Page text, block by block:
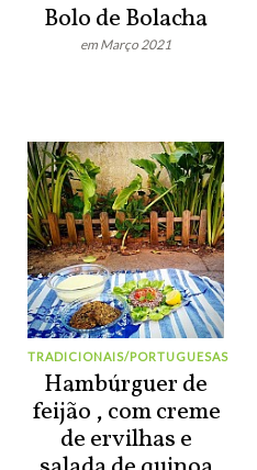
Bolo de Bolacha
em Março 2021
TRADICIONAIS/PORTUGUESAS
Hambúrguer de
feijão , com creme
de ervilhas e